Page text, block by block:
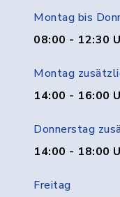
Montag bis
08:00 - 12:30
Montag
14:00 - 16:00
Donnerstag
14:00 - 18:00
Freitag